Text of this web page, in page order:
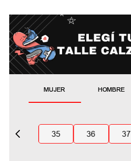
MUJER HOMBRE
35 36 37